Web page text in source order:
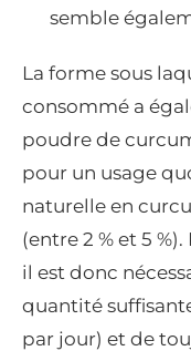
semble
La forme sous
consommé a
poudre de
pour un usage
naturelle en
(entre 2 % et 5
il est donc
quantité
par jour) et de